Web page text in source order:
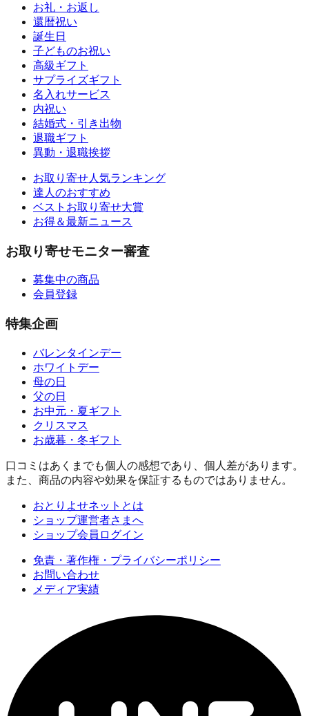
お礼・お返し
還暦祝い
誕生日
子どものお祝い
高級ギフト
サプライズギフト
名入れサービス
内祝い
結婚式・引き出物
退職ギフト
異動・退職挨拶
お取り寄せ人気ランキング
達人のおすすめ
ベストお取り寄せ大賞
お得＆最新ニュース
お取り寄せモニター審査
募集中の商品
会員登録
特集企画
バレンタインデー
ホワイトデー
母の日
父の日
お中元・夏ギフト
クリスマス
お歳暮・冬ギフト
口コミはあくまでも個人の感想であり、個人差があります。
また、商品の内容や効果を保証するものではありません。
おとりよせネットとは
ショップ運営者さまへ
ショップ会員ログイン
免責・著作権・プライバシーポリシー
お問い合わせ
メディア実績